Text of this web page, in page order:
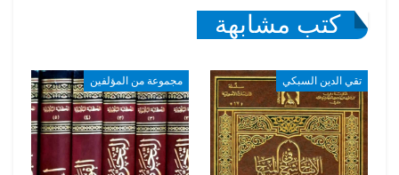
كتب مشابهة
تقي الدين السبكي مجموعة من المؤلفين